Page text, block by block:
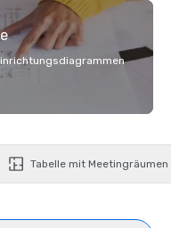
Tabelle mit Meetingräumen